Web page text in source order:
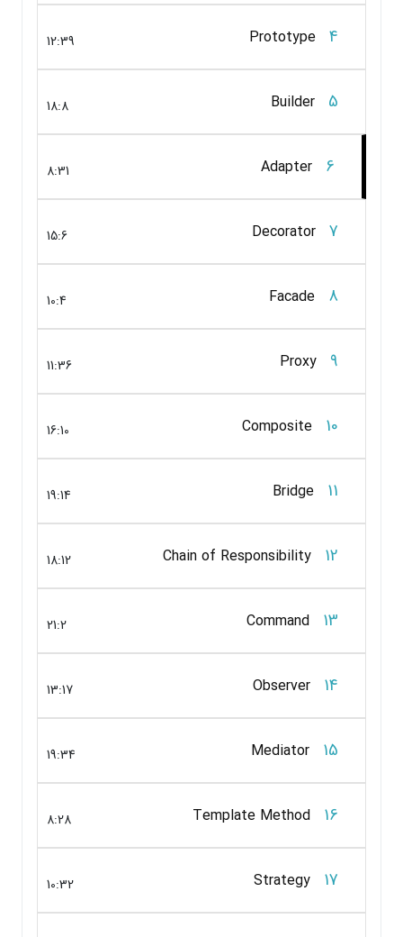
4
Prototype
12:39
5
Builder
18:8
6
Adapter
8:31
7
Decorator
15:6
8
Facade
10:4
9
Proxy
11:36
10
Composite
16:10
11
Bridge
19:14
12
Chain of Responsibility
18:12
13
Command
21:2
14
Observer
13:17
15
Mediator
19:34
16
Template Method
8:28
17
Strategy
10:32